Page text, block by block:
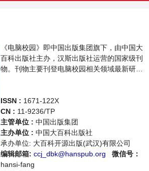
《电脑校园》即中国出版集团旗下，由中国大
百科出版社主办，汉斯出版社运营的国家级刊
物。刊物主要刊登电脑校园相关领域最新研究
体，旨在给世界范围内的科学家、学者、科研
人员提供一个传播、分享和讨论电脑领域内不
同方向问题与发展的交流平台。
ISSN : 1671-122X
CN : 11-9236/TP
主管单位 : 中国出版集团
主办单位 : 中国大百科出版社
承办单位: 大百科开源出版(武汉)有限公司
编辑邮箱: ccj_dbk@hanspub.org
微信号：
hansi-fang